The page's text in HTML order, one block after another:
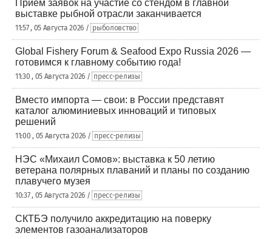
Приём заявок на участие со стендом в главной
выставке рыбной отрасли заканчивается
11:57 , 05 Августа 2026 / рыболовство
Global Fishery Forum & Seafood Expo Russia 2026 —
готовимся к главному событию года!
11:30 , 05 Августа 2026 / пресс-релизы
Вместо импорта — свои: в России представят
каталог алюминиевых инноваций и типовых
решений
11:00 , 05 Августа 2026 / пресс-релизы
НЭС «Михаил Сомов»: выставка к 50 летию
ветерана полярных плаваний и планы по созданию
плавучего музея
10:37 , 05 Августа 2026 / пресс-релизы
СКТБЭ получило аккредитацию на поверку
элементов газоанализаторов